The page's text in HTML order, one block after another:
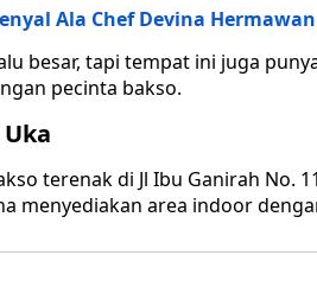
Ala Chef Devina Hermawan
besar, tapi tempat ini juga
pecinta bakso.
terenak di Jl Ibu Ganirah No.
menyediakan area indoor